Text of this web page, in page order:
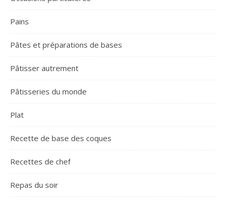
Pains
Pâtes et préparations de bases
Pâtisser autrement
Pâtisseries du monde
Plat
Recette de base des coques
Recettes de chef
Repas du soir